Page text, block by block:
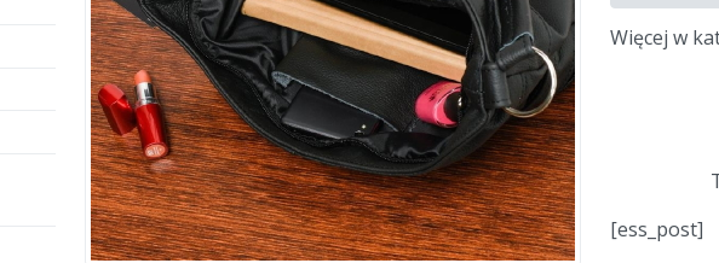
Więcej w
[ess_post]